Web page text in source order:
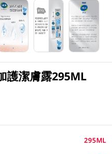
護潔膚露295ML
295ML